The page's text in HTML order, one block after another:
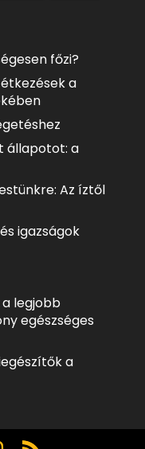
főzi?
a
állapotot: a
Az íztől
igazságok
legjobb
egészséges
a